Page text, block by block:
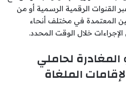
القنوات الرقمية الرسمية أو من
المعتمدة في مختلف أنحاء
خلال الوقت المحدد.
المغادرة لحاملي
الملغاة